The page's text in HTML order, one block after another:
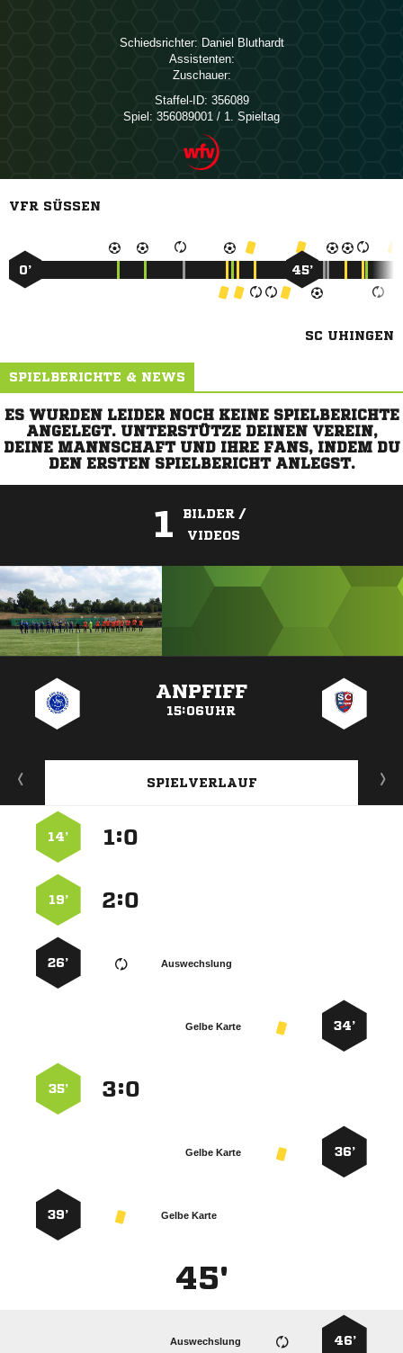
Schiedsrichter:  
Assistenten:
Zuschauer:
Staffel-ID: 356089
Spiel: 356089001 / 1. Spieltag
VFR SÜSSEN
0’ 45’
SC UHINGEN
SPIELBERICHTE & NEWS
ES WURDEN LEIDER NOCH KEINE SPIELBERICHTE
ANGELEGT. UNTERSTÜTZE DEINEN VEREIN,
DEINE MANNSCHAFT UND IHRE FANS, INDEM DU
DEN ERSTEN SPIELBERICHT ANLEGST.
1
BILDER /
VIDEOS
ANPFIFF
15:06UHR
SPIELVERLAUF
:
14’
:
19’
Auswechslung
26’
34’
Gelbe Karte
:
35’
36’
Gelbe Karte
Gelbe Karte
39’
45'
46’
Auswechslung